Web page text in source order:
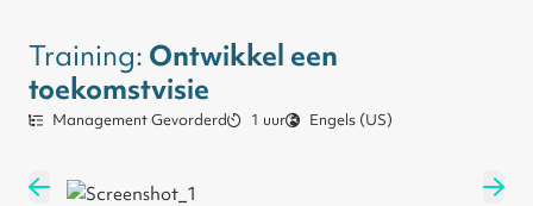
Training: Ontwikkel een
toekomstvisie
Management Gevorderd 1 uur Engels (US)